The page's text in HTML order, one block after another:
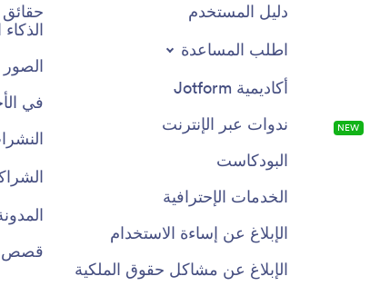
NEW
دليل المستخدم
اطلب المساعدة
أكاديمية Jotform
ندوات عبر الإنترنت
البودكاست
الخدمات الإحترافية
الإبلاغ عن إساءة الاستخدام
الإبلاغ عن مشاكل حقوق الملكية
في
قصص